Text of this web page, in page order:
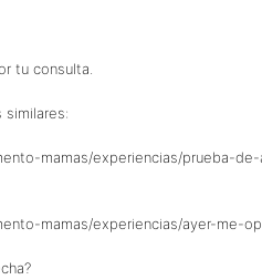
tu consulta.
mamas/experiencias/prueba-
mamas/experiencias/ayer-me-